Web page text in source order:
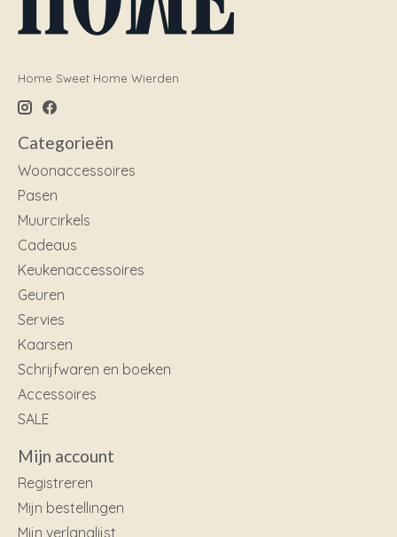
Home Sweet Home Wierden
Categorieën
Woonaccessoires
Pasen
Muurcirkels
Cadeaus
Keukenaccessoires
Geuren
Servies
Kaarsen
Schrijfwaren en boeken
Accessoires
SALE
Mijn account
Registreren
Mijn bestellingen
Mijn verlanglijst